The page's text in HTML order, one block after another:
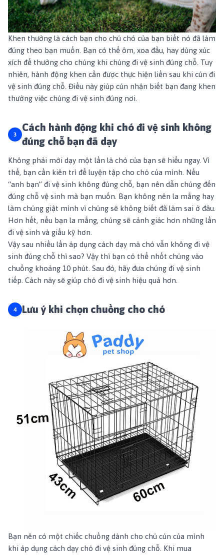
Khen thưởng là cách bạn cho chú chó của bạn biết nó đã làm
đúng theo bạn muốn. Bạn có thể ôm, xoa đầu, hay dùng xúc
xích để thưởng cho chúng khi chúng đi vệ sinh đúng chỗ. Tuy
nhiên, hành động khen cần được thực hiện liền sau khi cún đi
vệ sinh đúng chỗ. Điều này giúp cún nhận biết bạn đang khen
thưởng việc chúng đi vệ sinh đúng nơi.
Cách hành động khi chó đi vệ sinh không
đúng chỗ bạn đã dạy
Không phải mới dạy một lần là chó của bạn sẽ hiểu ngay. Vì
thế, bạn cần kiên trì để luyện tập cho chó của mình. Nếu
“anh bạn” đi vệ sinh không đúng chỗ, bạn nên dẫn chúng đến
đúng chỗ vệ sinh mà bạn muốn. Bạn không nên la mắng hay
làm chúng giật mình vì chúng sẽ không biết đã làm sai ở đâu.
Hơn hết, nếu bạn la mắng, chúng sẽ cảnh giác hơn những lần
đi vệ sinh và giấu kỹ hơn.
Vậy sau nhiều lần áp dụng cách dạy mà chó vẫn không đi vệ
sinh đúng chỗ thì sao? Vậy thì bạn có thể nhốt chúng vào
chuồng khoảng 10 phút. Sau đó, hãy đưa chúng đi vệ sinh
tiếp. Cách này sẽ giúp chó đi vệ sinh hiệu quả hơn.
Lưu ý khi chọn chuồng cho chó
Bạn nên có một chiếc chuồng dành cho chú cún của mình
khi áp dụng cách dạy chó đi vệ sinh đúng chỗ. Khi mua